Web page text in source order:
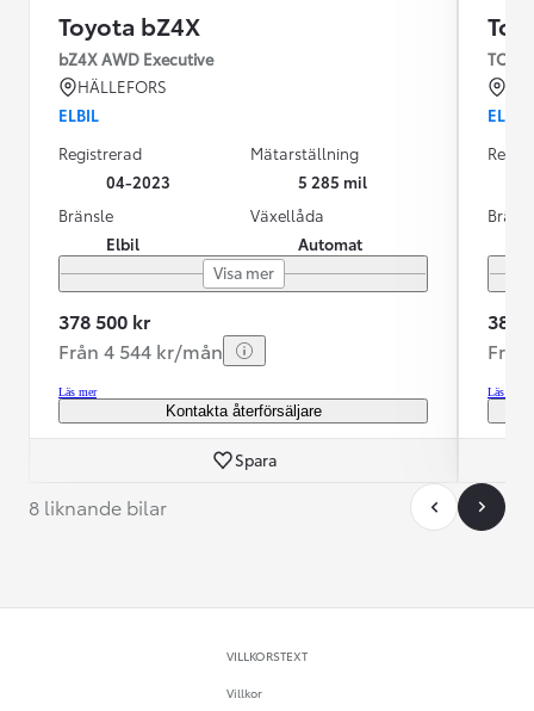
Toyota bZ4X
bZ4X AWD Executive
HÄLLEFORS
ELBIL
Registrerad
04-2023
Mätarställning
5 285 mil
Bränsle
Elbil
Växellåda
Automat
Visa mer
378 500 kr
Från 4 544 kr/mån
Läs mer
Kontakta återförsäljare
Spara
ELBIL
389
Läs mer
8 liknande bilar
VILLKORSTEXT
Villkor